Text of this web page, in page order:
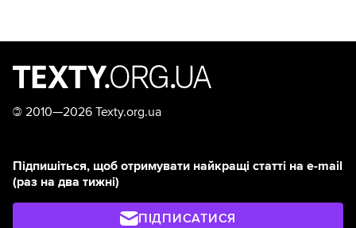
© 2010—2026 Texty.org.ua
Підпишіться, щоб отримувати найкращі статті на e-mail
(раз на два тижні)
ПІДПИСАТИСЯ